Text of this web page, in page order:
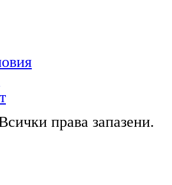
права запазени.